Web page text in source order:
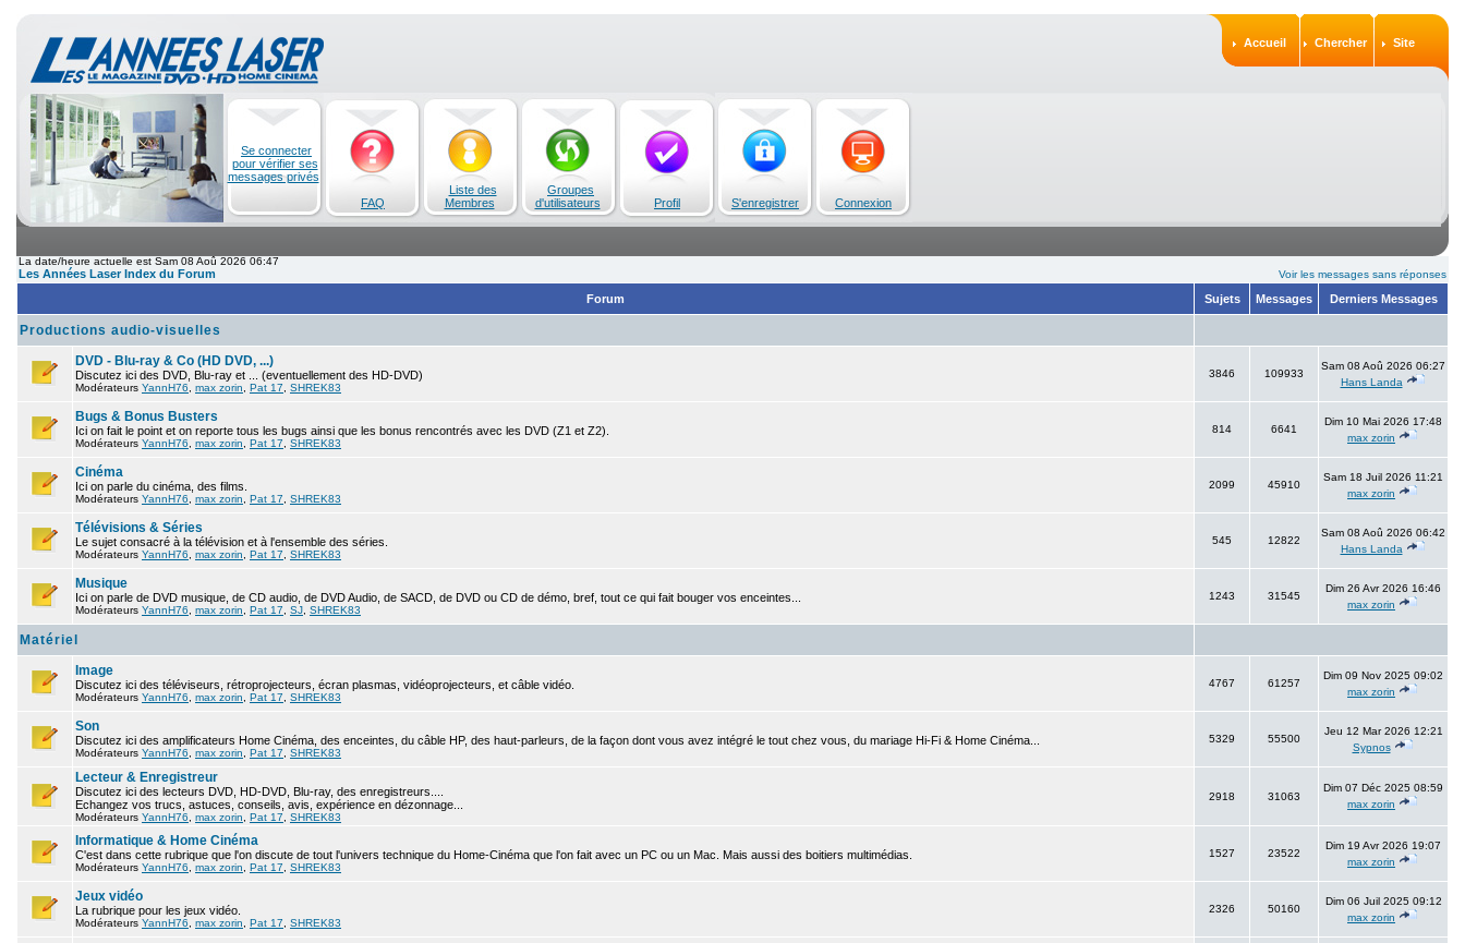
Accueil Chercher Site
Se connecter
pour vérifier ses
messages privés
FAQ
Liste des
Membres
Groupes
d'utilisateurs
Profil S'enregistrer Connexion
La date/heure actuelle est Sam 08 Aoû 2026 06:47
Les Années Laser Index du Forum Voir les messages sans réponses
Forum Sujets Messages Derniers Messages
Productions audio-visuelles
DVD - Blu-ray & Co (HD DVD, ...)
Discutez ici des DVD, Blu-ray et ... (eventuellement des HD-DVD)
Modérateurs YannH76 max zorin Pat 17 SHREK83
3846 109933
Sam 08 Aoû 2026 06:27
Hans Landa
Bugs & Bonus Busters
Ici on fait le point et on reporte tous les bugs ainsi que les bonus rencontrés avec les DVD (Z1 et Z2).
Modérateurs YannH76 max zorin Pat 17 SHREK83
814 6641
Dim 10 Mai 2026 17:48
max zorin
Cinéma
Ici on parle du cinéma, des films.
Modérateurs YannH76 max zorin Pat 17 SHREK83
2099 45910
Sam 18 Juil 2026 11:21
max zorin
Télévisions & Séries
Le sujet consacré à la télévision et à l'ensemble des séries.
Modérateurs YannH76 max zorin Pat 17 SHREK83
545 12822
Sam 08 Aoû 2026 06:42
Hans Landa
Musique
Ici on parle de DVD musique, de CD audio, de DVD Audio, de SACD, de DVD ou CD de démo, bref, tout ce qui fait bouger vos enceintes...
Modérateurs YannH76 max zorin Pat 17 SJ SHREK83
1243 31545
Dim 26 Avr 2026 16:46
max zorin
Matériel
Image
Discutez ici des téléviseurs, rétroprojecteurs, écran plasmas, vidéoprojecteurs, et câble vidéo.
Modérateurs YannH76 max zorin Pat 17 SHREK83
4767 61257
Dim 09 Nov 2025 09:02
max zorin
Son
Discutez ici des amplificateurs Home Cinéma, des enceintes, du câble HP, des haut-parleurs, de la façon dont vous avez intégré le tout chez vous, du mariage Hi-Fi & Home Cinéma...
Modérateurs YannH76 max zorin Pat 17 SHREK83
5329 55500
Jeu 12 Mar 2026 12:21
Sypnos
Lecteur & Enregistreur
Discutez ici des lecteurs DVD, HD-DVD, Blu-ray, des enregistreurs....
Echangez vos trucs, astuces, conseils, avis, expérience en dézonnage...
Modérateurs YannH76 max zorin Pat 17 SHREK83
2918 31063
Dim 07 Déc 2025 08:59
max zorin
Informatique & Home Cinéma
C'est dans cette rubrique que l'on discute de tout l'univers technique du Home-Cinéma que l'on fait avec un PC ou un Mac. Mais aussi des boitiers multimédias.
Modérateurs YannH76 max zorin Pat 17 SHREK83
1527 23522
Dim 19 Avr 2026 19:07
max zorin
Jeux vidéo
La rubrique pour les jeux vidéo.
Modérateurs YannH76 max zorin Pat 17 SHREK83
2326 50160
Dim 06 Juil 2025 09:12
max zorin